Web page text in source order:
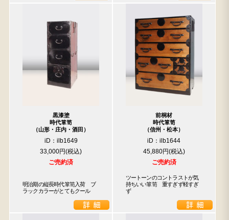
黒漆塗
時代箪笥
（山形・庄内・酒田）
iD：ilb1649
33,000円
ご売約済
明治期の縦長時代箪笥入荷　ブ
ラックカラーがとてもクール
前桐材
時代箪笥
（信州・松本）
iD：ilb1644
45,880円
ご売約済
ツートーンのコントラストが気
持ちいい箪笥　重すぎず軽すぎ
ず